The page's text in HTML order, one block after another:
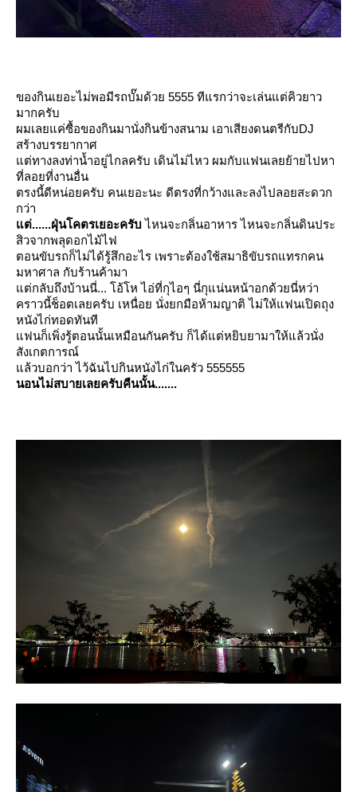
ของกินเยอะไม่พอมีรถบั๊มด้วย 5555 ทีแรกว่าจะเล่นแต่คิวยาว
มากครับ
ผมเลยแค่ซื้อของกินมานั่งกินข้างสนาม เอาเสียงดนตรีกับDJ
สร้างบรรยากาศ
ต่ทางลงท่าน้ำอยู่ไกลครับ เดินไม่ไหว ผมกับแฟนเลยย้ายไปหา
ที่ลอยที่งานอื่น
ตรงนี้ดีหน่อยครับ คนเยอะนะ ดีตรงที่กว้างและลงไปลอยสะดวก
กว่า
ต่......ฝุ่นโคตรเยอะครับไหนจะกลิ่นอาหาร ไหนจะกลิ่นดินประ
สิวจากพลุดอกไม้ไฟ
ตอนขับรถก็ไม่ได้รู้สึกอะไร เพราะต้องใช้สมาธิขับรถแทรกคน
มหาศาล กับร้านค้ามา
ต่กลับถึงบ้านนี่... โอ้โห ไอ่ที่กุไอๆ นี่กุแน่นหน้าอกด้วยนี่หว่า
คราวนี้ช็อตเลยครับ เหนื่อย นั่งยกมือห้ามญาติ ไม่ให้แฟนเปิดถุง
หนังไก่ทอดทันที
ฟนก็เพิ่งรู้ตอนนั้นเหมือนกันครับ ก็ได้แต่หยิบยามาให้แล้วนั่ง
สังเกตการณ์
ล้วบอกว่า ไว้ฉันไปกินหนังไก่ในครัว 555555
นอนไม่สบายเลยครับคืนนั้น.......